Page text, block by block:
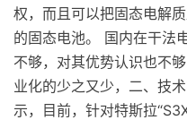
权，而且可以把固态电解
的固态电池。 国内在干法
不够，对其优势认识也不
业化的少之又少，二、技
示，目前，针对特斯拉